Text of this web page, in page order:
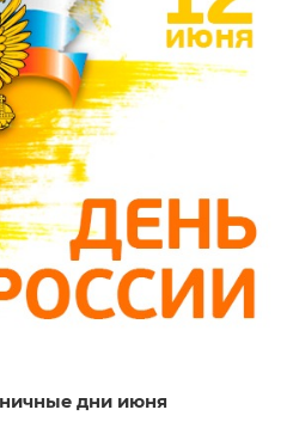
дни июня